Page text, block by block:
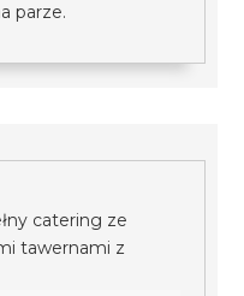
parze.
catering ze
tawernami z